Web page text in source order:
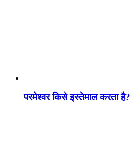
परमेश्वर किसे इस्तेमाल करता है?